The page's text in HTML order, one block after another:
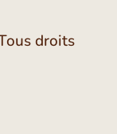
droits